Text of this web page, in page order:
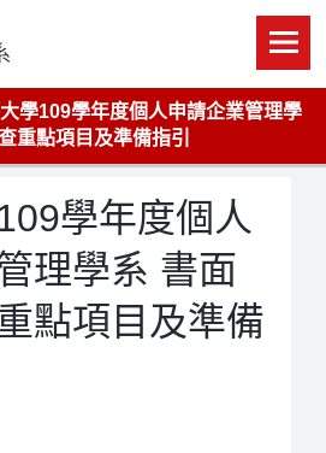
學109學年度個人申請企業管理學
重點項目及準備指引
學年度個人
理學系 書面
點項目及準備